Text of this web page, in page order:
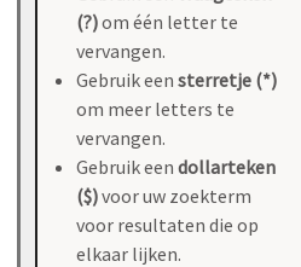
(?)om één letter te
vervangen.
Gebruik een sterretje (*)
om meer letters te
vervangen.
Gebruik een dollarteken
($)voor uw zoekterm
voor resultaten die op
elkaar lijken.